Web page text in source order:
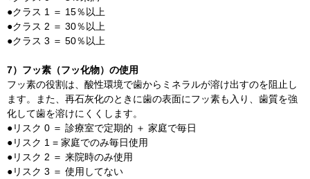
●クラス 1 ＝ 15％以上
●クラス 2 ＝ 30％以上
●クラス 3 ＝ 50％以上
7）フッ素（フッ化物）の使用
フッ素の役割は、酸性環境で歯からミネラルが溶け出すのを阻止し
ます。また、再石灰化のときに歯の表面にフッ素も入り、歯質を強
化して歯を溶けにくくします。
●リスク 0 ＝ 診療室で定期的 ＋ 家庭で毎日
●リスク 1 = 家庭でのみ毎日使用
●リスク 2 ＝ 来院時のみ使用
●リスク 3 ＝ 使用してない